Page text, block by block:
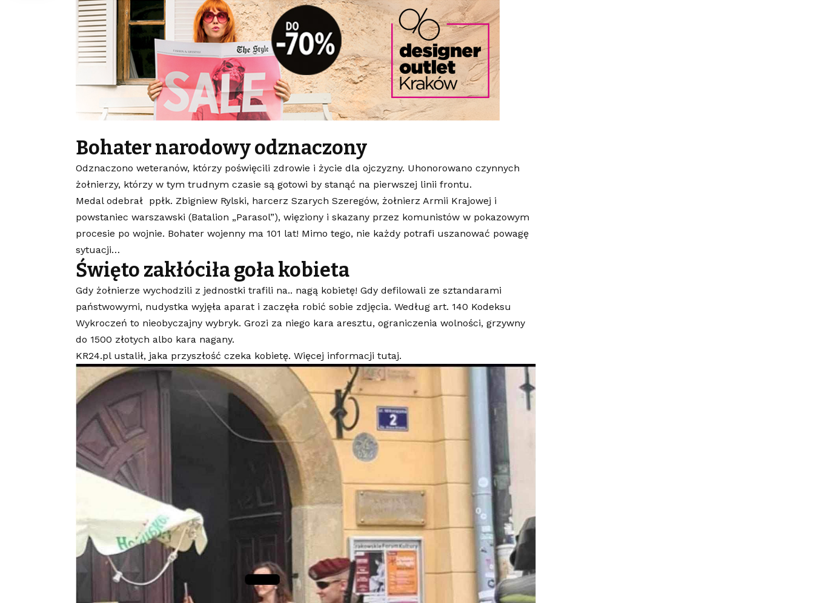
Bohater narodowy odznaczony
Odznaczono weteranów, którzy poświęcili zdrowie i życie dla ojczyzny. Uhonorowano czynnych
żołnierzy, którzy w tym trudnym czasie są gotowi by stanąć na pierwszej linii frontu.
Medal odebrał ppłk. Zbigniew Rylski, harcerz Szarych Szeregów, żołnierz Armii Krajowej i
powstaniec warszawski (Batalion „Parasol”), więziony i skazany przez komunistów w pokazowym
procesie po wojnie. Bohater wojenny ma 101 lat! Mimo tego, nie każdy potrafi uszanować powagę
sytuacji…
Święto zakłóciła goła kobieta
Gdy żołnierze wychodzili z jednostki trafili na.. nagą kobietę! Gdy defilowali ze sztandarami
państwowymi, nudystka wyjęła aparat i zaczęła robić sobie zdjęcia. Według art. 140 Kodeksu
Wykroczeń to nieobyczajny wybryk. Grozi za niego kara aresztu, ograniczenia wolności, grzywny
do 1500 złotych albo kara nagany.
KR24.pl ustalił, jaka przyszłość czeka kobietę. Więcej informacji tutaj.